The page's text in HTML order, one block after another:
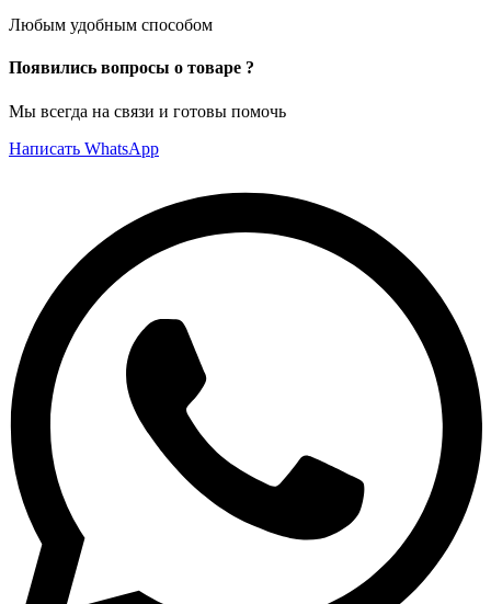
Любым удобным способом
Появились вопросы о товаре ?
Мы всегда на связи и готовы помочь
Написать WhatsApp